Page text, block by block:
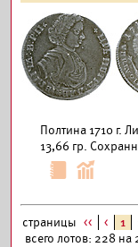
Полтина 1710 г.
13,66 гр.
страницы << < 1
всего лотов: 228 на